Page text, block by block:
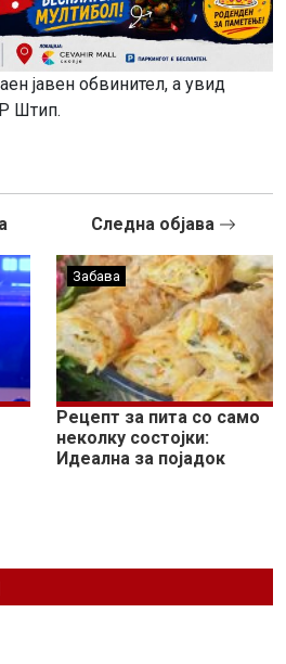
јавен обвинител, а увид
Штип.
Следна објава
Забава
Рецепт за пита со само
неколку состојки:
Идеална за појадок